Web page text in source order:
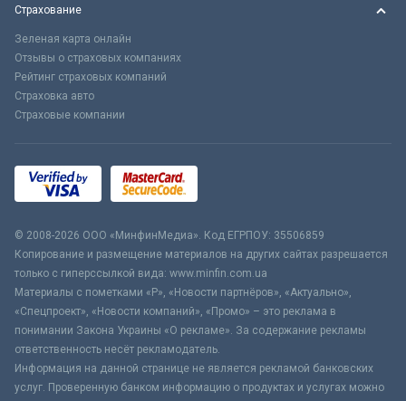
Страхование
Зеленая карта онлайн
Отзывы о страховых компаниях
Рейтинг страховых компаний
Страховка авто
Страховые компании
© 2008-2026 ООО «МинфинМедиа». Код ЕГРПОУ: 35506859
Копирование и размещение материалов на других сайтах разрешается
только с гиперссылкой вида: www.minfin.com.ua
Материалы с пометками «Р», «Новости партнёров», «Актуально»,
«Спецпроект», «Новости компаний», «Промо» – это реклама в
понимании Закона Украины «О рекламе». За содержание рекламы
ответственность несёт рекламодатель.
Информация на данной странице не является рекламой банковских
услуг. Проверенную банком информацию о продуктах и услугах можно